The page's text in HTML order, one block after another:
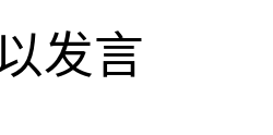
发言